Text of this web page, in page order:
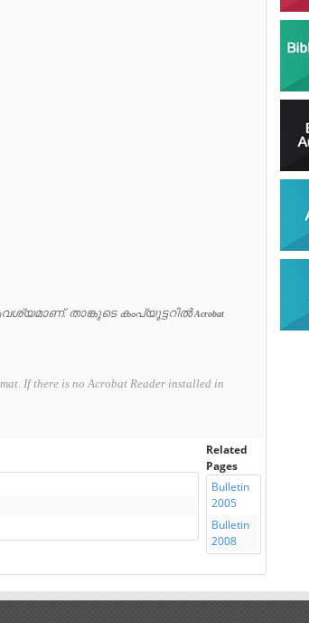
താങ്കുടെ കംപ്യൂട്ടറിൽAcrobat
If there is no Acrobat Reader installed in
Related
Pages
Bulletin
2005
Bulletin
2008